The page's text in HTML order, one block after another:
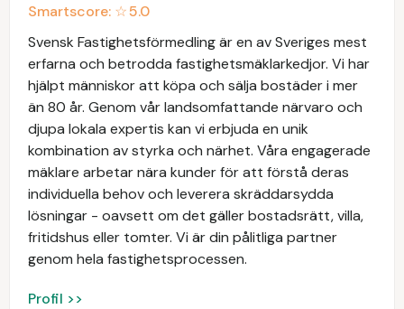
Smartscore: ☆5.0
Svensk Fastighetsförmedling är en av Sveriges mest
erfarna och betrodda fastighetsmäklarkedjor. Vi har
hjälpt människor att köpa och sälja bostäder i mer
än 80 år. Genom vår landsomfattande närvaro och
djupa lokala expertis kan vi erbjuda en unik
kombination av styrka och närhet. Våra engagerade
mäklare arbetar nära kunder för att förstå deras
individuella behov och leverera skräddarsydda
lösningar - oavsett om det gäller bostadsrätt, villa,
fritidshus eller tomter. Vi är din pålitliga partner
genom hela fastighetsprocessen.
Profil >>